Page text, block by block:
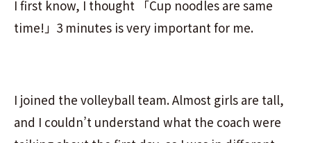
I first know, I thought 「Cup noodles are same
time!」3 minutes is very important for me.
I joined the volleyball team. Almost girls are tall,
and I couldn’t understand what the coach were